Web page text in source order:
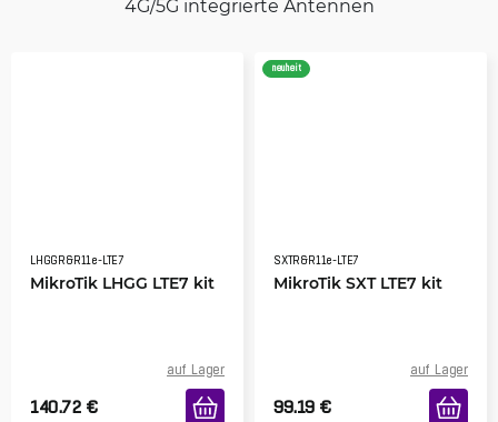
4G/5G integrierte Antennen
LHGGR&R11e-LTE7
MikroTik LHGG LTE7 kit
auf Lager
140.72 €
neuheit
SXTR&R11e-LTE7
MikroTik SXT LTE7 kit
auf Lager
99.19 €